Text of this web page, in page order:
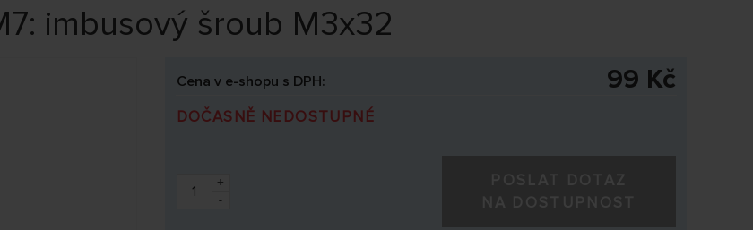
imbusový šroub M3x32
Cena v e-shopu s DPH: 99 Kč
DOČASNĚ NEDOSTUPNÉ
+
-